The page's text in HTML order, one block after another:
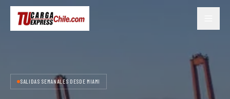
SALIDAS SEMANALES DESDE MIAMI